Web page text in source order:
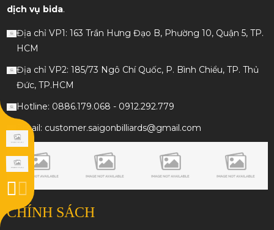
dịch vụ bida.
Địa chỉ VP1: 163 Trần Hưng Đạo B, Phường 10, Quận 5, TP.
HCM
Địa chỉ VP2: 185/73 Ngô Chí Quốc, P. Bình Chiểu, TP. Thủ
Đức, TP.HCM
Hotline: 0886.179.068 - 0912.292.779
Email: customer.saigonbilliards@gmail.com
CHÍNH SÁCH